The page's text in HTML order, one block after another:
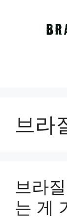
브라
브라
는 게